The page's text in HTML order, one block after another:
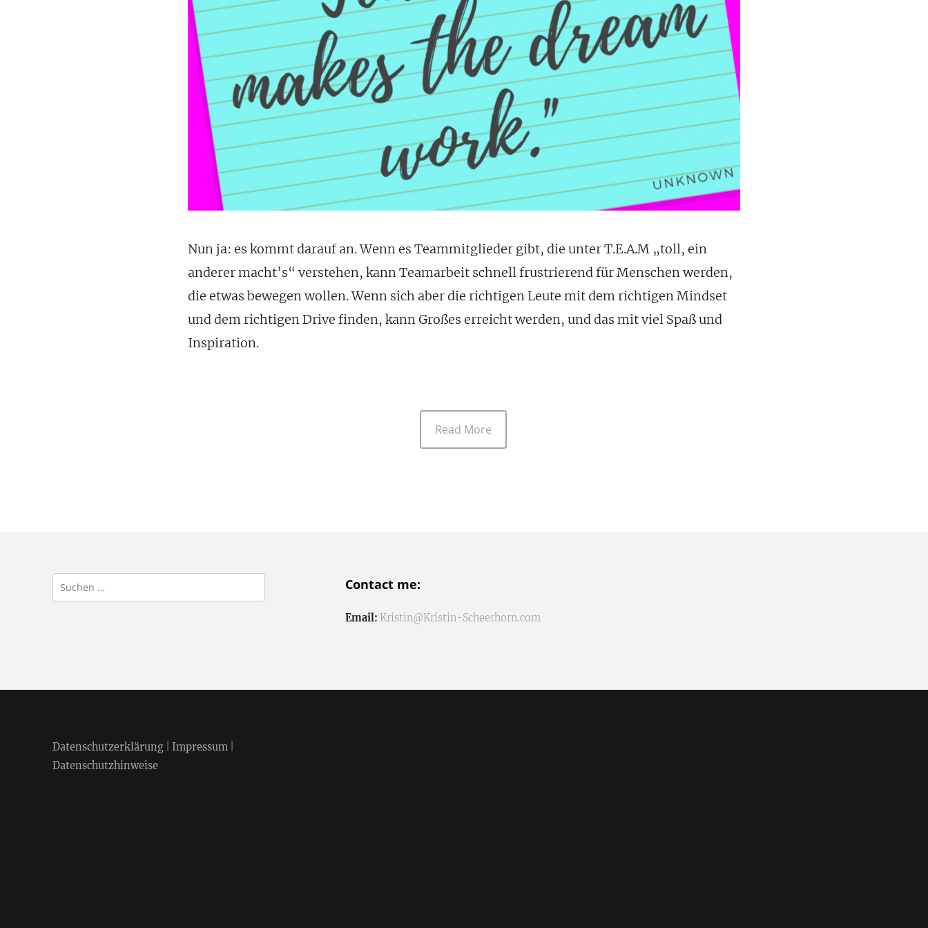
Nun ja: es kommt darauf an. Wenn es Teammitglieder gibt, die unter T.E.A.M „toll, ein
anderer macht’s“ verstehen, kann Teamarbeit schnell frustrierend für Menschen werden,
die etwas bewegen wollen. Wenn sich aber die richtigen Leute mit dem richtigen Mindset
und dem richtigen Drive finden, kann Großes erreicht werden, und das mit viel Spaß und
Inspiration.
Read More
Suchen
nach:
Contact me:
Email: Kristin@Kristin-Scheerhorn.com
Datenschutzerklärung| Impressum|
Datenschutzhinweise